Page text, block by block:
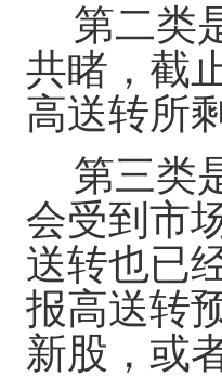
第二类
共睹，截
高送转所
第三类
会受到市
送转也已
报高送转
新股，或